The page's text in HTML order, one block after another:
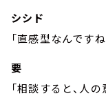
シシド
「直感型なんですね
要
「相談すると、人